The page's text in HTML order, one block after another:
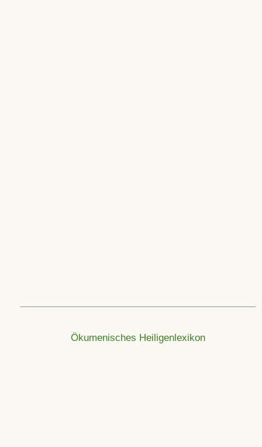
Ökumenisches Heiligenlexikon